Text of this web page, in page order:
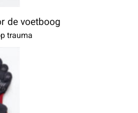
de voetboog
trauma